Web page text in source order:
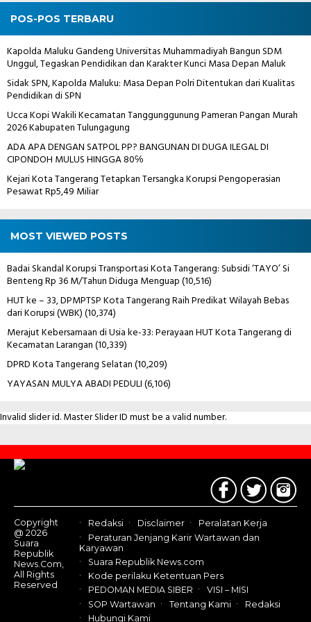
POS-POS TERBARU
Kapolda Maluku Gandeng Universitas Muhammadiyah Bangun SDM
Unggul, Tegaskan Pendidikan dan Karakter Kunci Masa Depan Maluk
Sidak SPN, Kapolda Maluku: Masa Depan Polri Ditentukan dari Kualitas
Pendidikan di SPN
Ucca Kopi Wakili Kecamatan Tanggunggunung Pameran Pangan Murah
2026 Kabupaten Tulungagung
ADA APA DENGAN SATPOL PP? BANGUNAN DI DUGA ILEGAL DI
CIPONDOH MULUS HINGGA 80℅
Kejari Kota Tangerang Tetapkan Tersangka Korupsi Pengoperasian
Pesawat Rp5,49 Miliar
MOST VIEWED POSTS
Badai Skandal Korupsi Transportasi Kota Tangerang: Subsidi ‘TAYO’ Si
Benteng Rp 36 M/Tahun Diduga Menguap(10,516)
HUT ke – 33, DPMPTSP Kota Tangerang Raih Predikat Wilayah Bebas
dari Korupsi (WBK)(10,374)
Merajut Kebersamaan di Usia ke-33: Perayaan HUT Kota Tangerang di
Kecamatan Larangan(10,339)
DPRD Kota Tangerang Selatan(10,209)
YAYASAN MULYA ABADI PEDULI(6,106)
Invalid slider id. Master Slider ID must be a valid number.
Contact
Us
Copyright
@ 2026
Suara
Republik
News.Com,
All Rights
Reserved
Redaksi Disclaimer
Peralatan Kerja
Peraturan Jenjang Karir Wartawan dan
Karyawan
Suara Republik News.com
Kode perilaku Ketentuan Pers
PEDOMAN MEDIA SIBER
VISI – MISI
SOP Wartawan
Tentang Kami
Redaksi
Hubungi Kami